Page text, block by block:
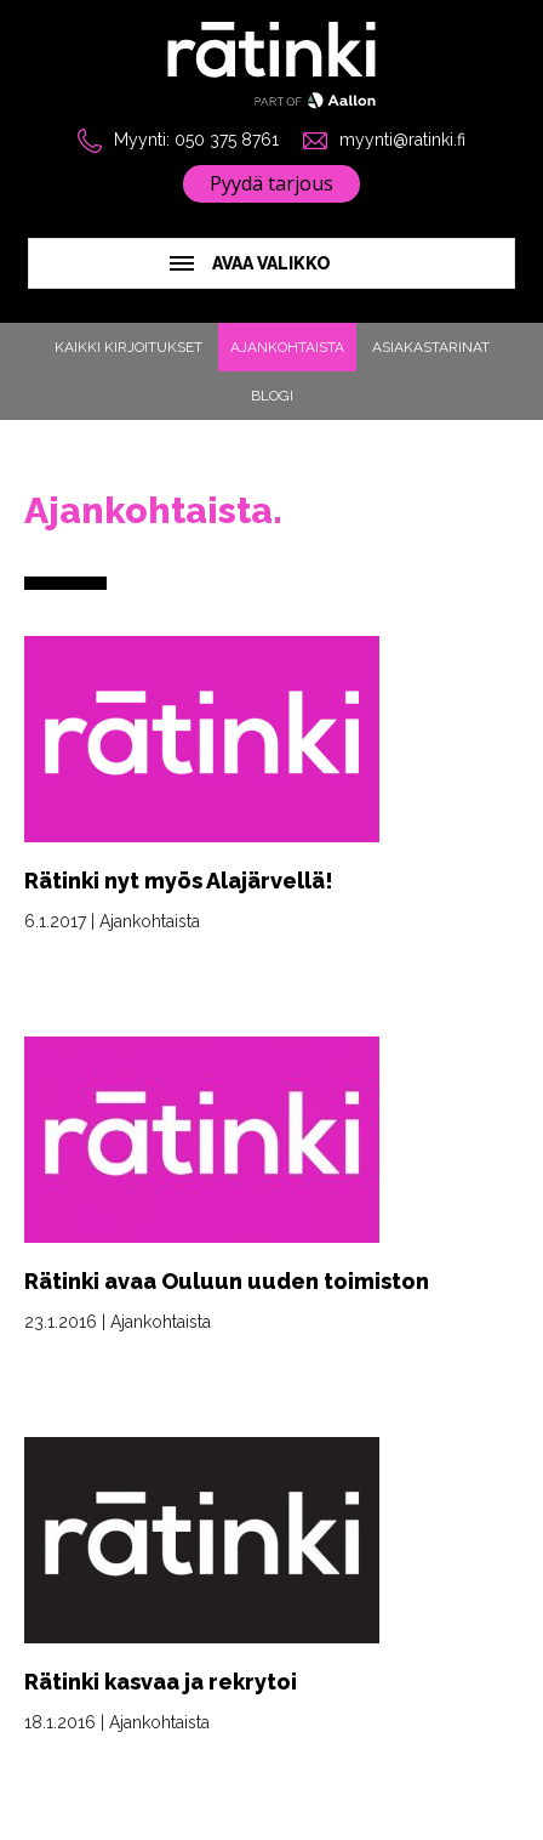
Myynti: 050 375 8761 myynti@ratinki.fi
Pyydä tarjous
AVAA VALIKKO
KAIKKI KIRJOITUKSET AJANKOHTAISTA ASIAKASTARINAT
BLOGI
Ajankohtaista.
Rätinki nyt myös Alajärvellä!
6.1.2017 Ajankohtaista
Rätinki avaa Ouluun uuden toimiston
23.1.2016 Ajankohtaista
Rätinki kasvaa ja rekrytoi
18.1.2016 Ajankohtaista